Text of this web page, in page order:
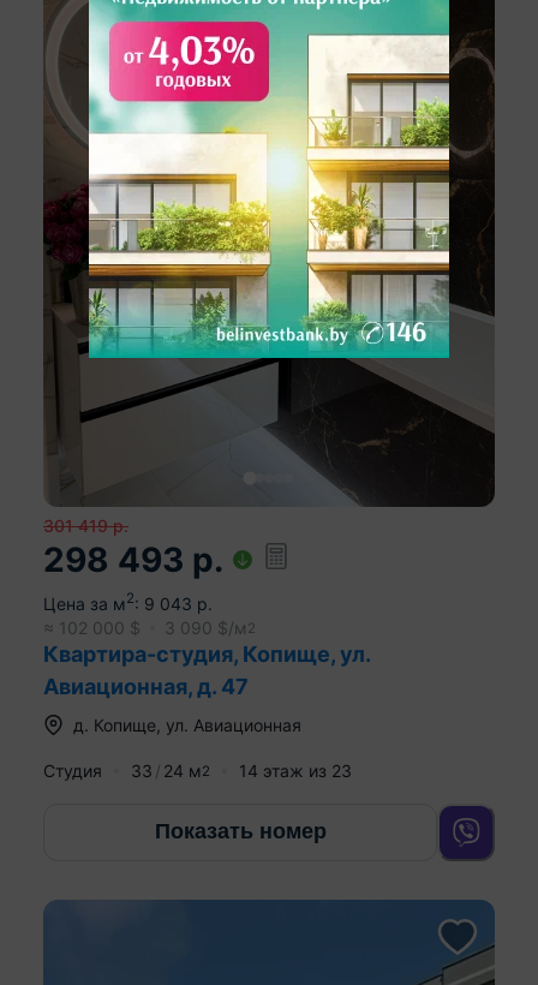
вышеуказанного объекта недвижимости,
размещение рекламных объявлений на лучших
специализированных интернет площадках
Республики Беларуси, России, стран ближнего и
дальнего зарубежья-70 стран мира,
Профессиональная фото-видео-аэросъемка,
рекламные ролики в социальных сетях, а также
использование самых современных и уникальных
технологий для успешной продажи Вашего
объекта недвижимости. Ответим на Ваши
вопросы, предоставим всю необходимую
информацию. Напишите Нам в удобный для Вас
мессенджер: Viber | Telegram | WhatsApp. Риэлтер
Александр Владимирович.
301 419 р.
298 493 р.
Цена за м2: 9 043 р.
≈ 102 000 $ 3 090 $/м 2
Квартира-студия, Копище, ул.
Авиационная, д. 47
д. Копище ул. Авиационная
Студия 33 24 м2 14 этаж из 23
Показать номер